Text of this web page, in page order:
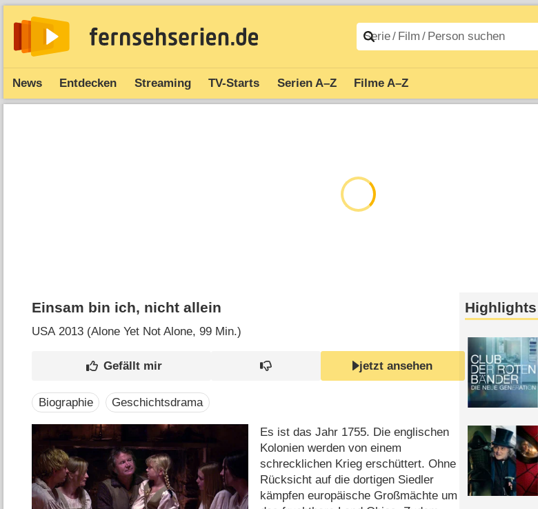
News Entdecken Streaming TV-Starts Serien A–Z Filme A–Z
Einsam bin ich, nicht allein
USA2013 (Alone Yet Not Alone‎, 99 Min.)
jetzt ansehen
Biographie Geschichtsdrama
Es ist das Jahr 1755. Die englischen
Kolonien werden von einem
schrecklichen Krieg erschüttert. Ohne
Rücksicht auf die dortigen Siedler
kämpfen europäische Großmächte um
Highlights